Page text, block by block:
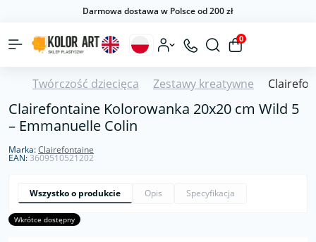
Darmowa dostawa w Polsce od 200 zł
0
Twórczość dziecięca Zestawy kreatywne
Clairefontaine Kolorowanka 20x20 cm Wild 5
– Emmanuelle Colin
Marka:Clairefontaine
EAN:3609510521202
Wszystko o produkcie Opis Specyfikacja
Wkrótce dostępny